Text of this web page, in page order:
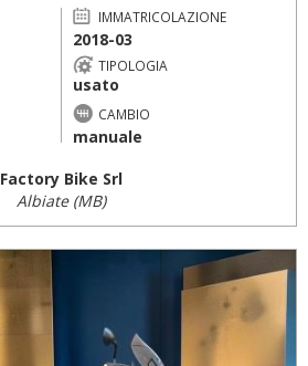
IMMATRICOLAZIONE
2018-03
TIPOLOGIA
usato
CAMBIO
manuale
Factory Bike Srl
Albiate (MB)